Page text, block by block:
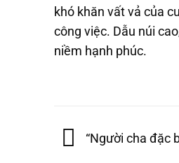
khó khăn vất vả của
công việc. Dẫu núi
niềm hạnh phúc.
“Người cha đặc